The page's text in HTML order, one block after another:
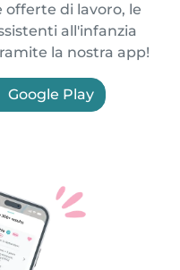
offerte di lavoro, le
all'infanzia
la nostra app!
Google Play